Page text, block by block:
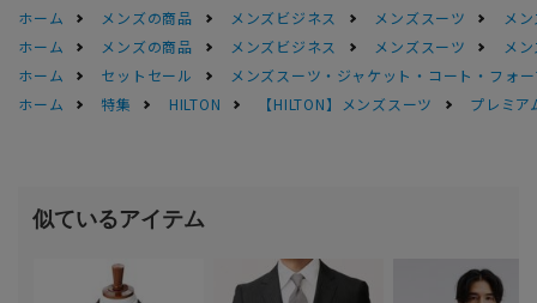
ホーム メンズの商品 メンズビジネス メンズスーツ
メ
ホーム
メンズの商品 メンズビジネス メンズスーツ
メ
ホーム
セットセール
メンズスーツ・ジャケット・コート・フォ
ホーム
特集 HILTON 【HILTON】メンズスーツ プレミア